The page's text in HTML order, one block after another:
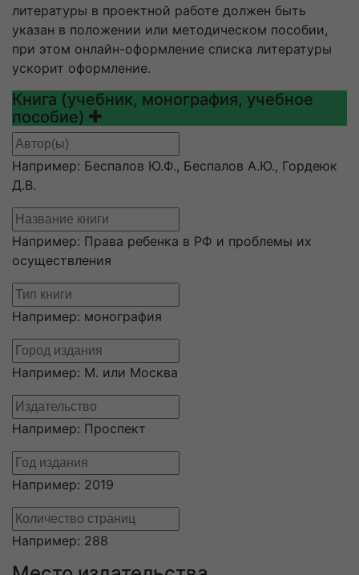
литературы в проектной работе должен быть
указан в положении или методическом пособии,
при этом онлайн-оформление списка литературы
ускорит оформление.
Книга (учебник, монография, учебное
пособие)
Например: Беспалов Ю.Ф., Беспалов А.Ю., Гордеюк
Д.В.
Например: Права ребенка в РФ и проблемы их
осуществления
Например: монография
Например: М. или Москва
Например: Проспект
Например: 2019
Например: 288